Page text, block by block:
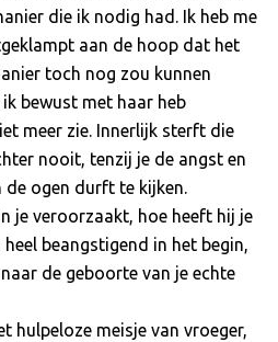
die ik nodig had. Ik heb me
aan de hoop dat het
toch nog zou kunnen
bewust met haar heb
meer zie. Innerlijk sterft die
nooit, tenzij je de angst en
de ogen durft te kijken.
je veroorzaakt, hoe heeft hij je
beangstigend in het begin,
de geboorte van je echte
hulpeloze meisje van vroeger,